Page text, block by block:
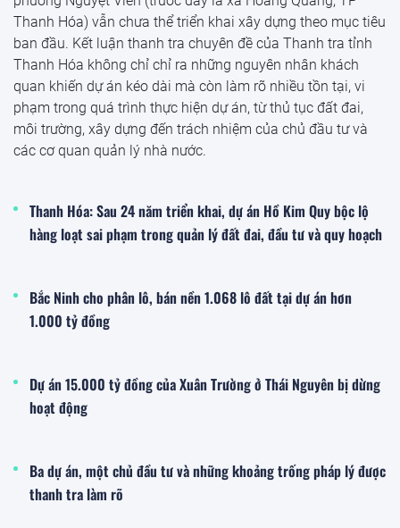
Thanh Hóa) vẫn chưa thể triển khai xây dựng theo mục tiêu
ban đầu. Kết luận thanh tra chuyên đề của Thanh tra tỉnh
Thanh Hóa không chỉ chỉ ra những nguyên nhân khách
quan khiến dự án kéo dài mà còn làm rõ nhiều tồn tại, vi
phạm trong quá trình thực hiện dự án, từ thủ tục đất đai,
môi trường, xây dựng đến trách nhiệm của chủ đầu tư và
các cơ quan quản lý nhà nước.
Thanh Hóa: Sau 24 năm triển khai, dự án Hồ Kim Quy bộc lộ
hàng loạt sai phạm trong quản lý đất đai, đầu tư và quy hoạch
Bắc Ninh cho phân lô, bán nền 1.068 lô đất tại dự án hơn
1.000 tỷ đồng
Dự án 15.000 tỷ đồng của Xuân Trường ở Thái Nguyên bị dừng
hoạt động
Ba dự án, một chủ đầu tư và những khoảng trống pháp lý được
thanh tra làm rõ